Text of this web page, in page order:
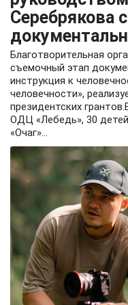
Серебрякова
Благотворительная
съемочный этап
инструкция к
человечности»,
президентских
ОДЦ «Лебедь», 30
«Очаг»...